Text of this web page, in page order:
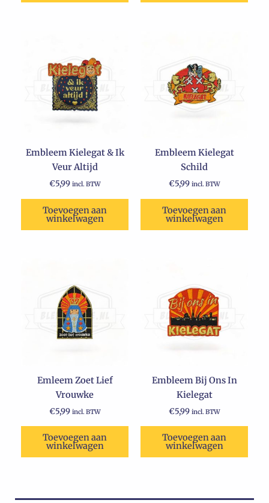
Embleem Kielegat & Ik
Veur Altijd
€5,99 incl. BTW
Toevoegen aan
winkelwagen
Embleem Kielegat
Schild
€5,99 incl. BTW
Toevoegen aan
winkelwagen
Emleem Zoet Lief
Vrouwke
€5,99 incl. BTW
Toevoegen aan
winkelwagen
Embleem Bij Ons In
Kielegat
€5,99 incl. BTW
Toevoegen aan
winkelwagen